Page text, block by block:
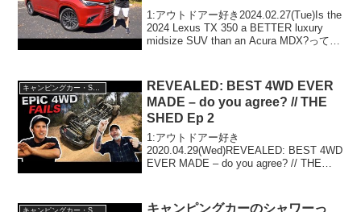
1:アウトドアー好き2024.02.27(Tue)Is the
2024 Lexus TX 350 a BETTER luxury
midsize SUV than an Acura MDX?って人
REVEALED: BEST 4WD EVER
MADE – do you agree? // THE
SHED Ep 2
1:アウトドアー好き
2020.04.29(Wed)REVEALED: BEST 4WD
EVER MADE – do you agree? // THE
2020...
キャンピングカーのシャワーっ